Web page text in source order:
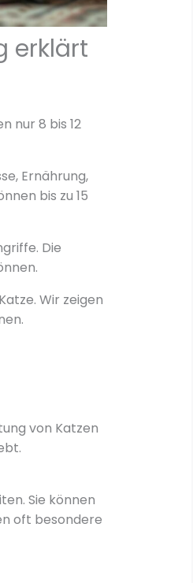
erklärt
nur 8 bis 12
Ernährung,
bis zu 15
Die
Wir zeigen
von Katzen
Sie können
oft besondere